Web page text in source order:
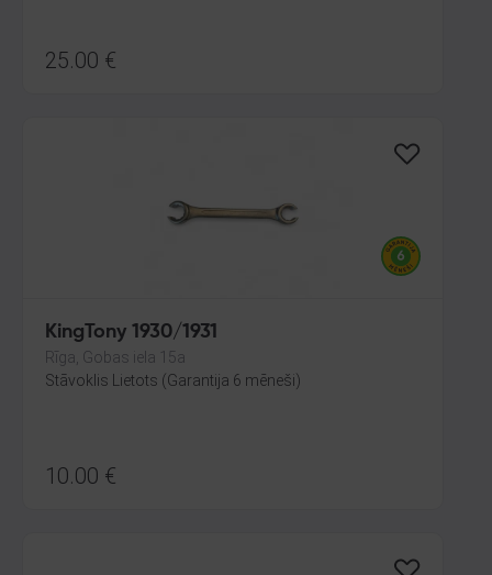
25.00 €
KingTony 1930/1931
Rīga, Gobas iela 15a
Stāvoklis Lietots (Garantija 6 mēneši)
10.00 €